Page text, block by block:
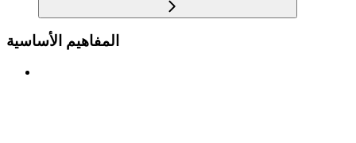
المفاهيم الأساسية